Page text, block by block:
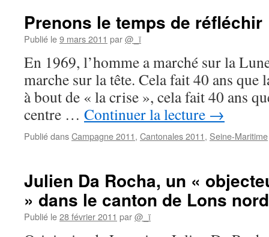
Prenons le temps de réfléchir
Publié le9 mars 2011 par@_ï
En 1969, l’homme a marché sur la
marche sur la tête. Cela fait 40 ans que
à bout de « la crise », cela fait 40 ans
centre … Continuer la lecture →
Publié dansCampagne 2011, Cantonales 2011, Seine-Maritime
Julien Da Rocha, un «
» dans le canton de Lons nord
Publié le28 février 2011 par@_ï